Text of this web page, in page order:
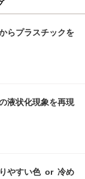
らプラスチックを
液状化現象を再現
りやすい色 or 冷め